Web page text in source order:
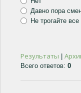
Давно пора
Не трогайте
Результаты
Всего ответов: 0